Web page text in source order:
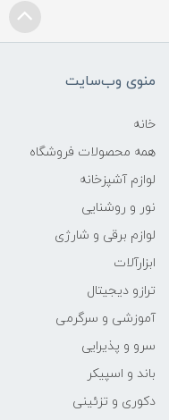
منوی وب‌سایت
خانه
همه محصولات فروشگاه
لوازم آشپزخانه
نور و روشنایی
لوازم برقی و شارژی
ابزارآلات
ترازو دیجیتال
آموزشی و سرگرمی
سرو و پذیرایی
باند و اسپیکر
دکوری و تزئینی